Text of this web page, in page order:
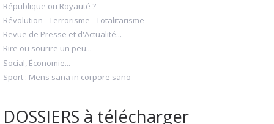
République ou Royauté ?
Révolution - Terrorisme - Totalitarisme
Revue de Presse et d'Actualité...
Rire ou sourire un peu...
Social, Économie...
Sport : Mens sana in corpore sano
DOSSIERS à télécharger